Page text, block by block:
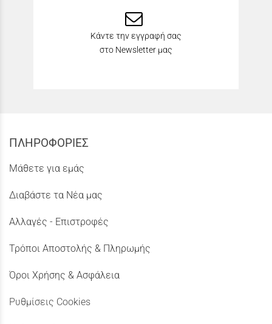
Κάντε την εγγραφή σας
στο Newsletter μας
ΠΛΗΡΟΦΟΡΙΕΣ
Μάθετε για εμάς
Διαβάστε τα Νέα μας
Αλλαγές - Επιστροφές
Τρόποι Αποστολής & Πληρωμής
Όροι Χρήσης & Ασφάλεια
Ρυθμίσεις Cookies